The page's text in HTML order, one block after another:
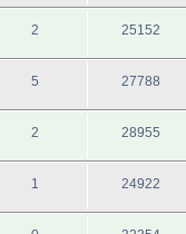
2 25152
5 27788
2 28955
1 24922